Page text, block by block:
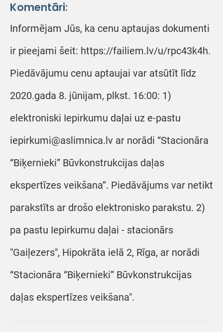
Komentāri:
Informējam Jūs, ka cenu aptaujas dokumenti
ir pieejami šeit: https://failiem.lv/u/rpc43k4h.
Piedāvājumu cenu aptaujai var atsūtīt līdz
2020.gada 8. jūnijam, plkst. 16:00: 1)
elektroniski Iepirkumu daļai uz e-pastu
iepirkumi@aslimnica.lv ar norādi “Stacionāra
“Biķernieki” Būvkonstrukcijas daļas
ekspertīzes veikšana”. Piedāvājums var netikt
parakstīts ar drošo elektronisko parakstu. 2)
pa pastu Iepirkumu daļai - stacionārs
"Gaiļezers", Hipokrāta ielā 2, Rīga, ar norādi
“Stacionāra “Biķernieki” Būvkonstrukcijas
daļas ekspertīzes veikšana".